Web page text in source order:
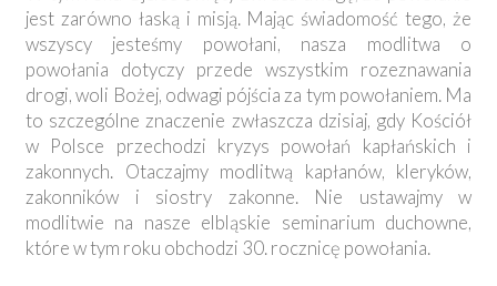
jest zarówno łaską i misją. Mając świadomość tego, że
wszyscy jesteśmy powołani, nasza modlitwa o
powołania dotyczy przede wszystkim rozeznawania
drogi, woli Bożej, odwagi pójścia za tym powołaniem. Ma
to szczególne znaczenie zwłaszcza dzisiaj, gdy Kościół
w Polsce przechodzi kryzys powołań kapłańskich i
zakonnych. Otaczajmy modlitwą kapłanów, kleryków,
zakonników i siostry zakonne. Nie ustawajmy w
modlitwie na nasze elbląskie seminarium duchowne,
które w tym roku obchodzi 30. rocznicę powołania.